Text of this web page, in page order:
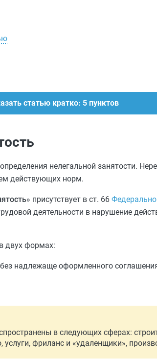
статью кратко: 5 пунктов
нелегальной занятости.
действующих норм.
» присутствует в ст. 66
деятельности в нарушение
двух формах:
надлежаще оформленного
в следующих сферах:
услуги, фриланс и «удаленщики»,